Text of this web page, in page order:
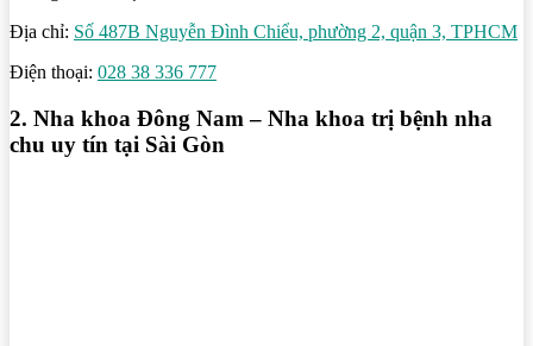
Địa chỉ: Số 487B Nguyễn Đình Chiểu, phường 2, quận 3, TPHCM
Điện thoại: 028 38 336 777
2. Nha khoa Đông Nam – Nha khoa trị bệnh nha
chu uy tín tại Sài Gòn